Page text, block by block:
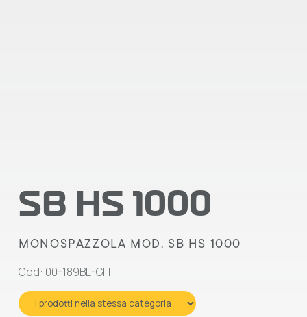
SB HS 1000
MONOSPAZZOLA MOD. SB HS 1000
Cod: 00-189BL-GH